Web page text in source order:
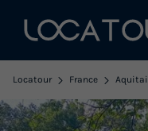
Locatour France